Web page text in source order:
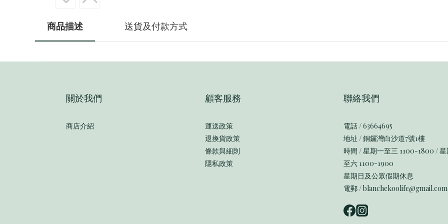
商品描述 送貨及付款方式
關於我們
商店介紹
顧客服務
運送政策
退換貨政策
條款與細則
隱私政策
聯絡我們
電話 / 63664695
地址 / 銅鑼灣白沙道7號1樓
時間 / 星期一至三 1100-1800 /
至六 1100-1900
星期日及公眾假期休息
電郵 / blanchekoolife@gmail.com